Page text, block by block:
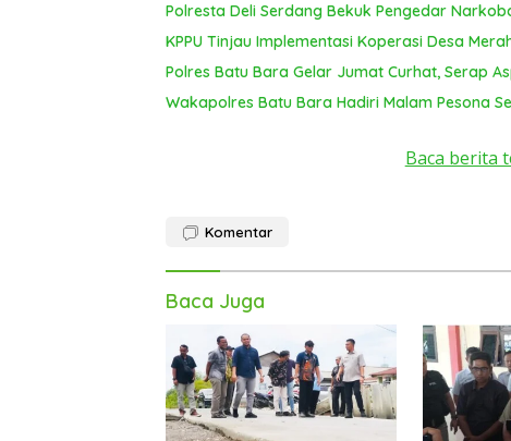
Polresta Deli Serdang Bekuk Pengedar
KPPU Tinjau Implementasi Koperasi Desa
Polres Batu Bara Gelar Jumat Curhat, Serap
Wakapolres Batu Bara Hadiri Malam Pesona
Baca berita
Komentar
Baca Juga